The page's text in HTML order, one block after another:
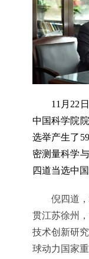
11月22
中国科学院
选举产生了
密测量科学
四道当选中
倪四道，
贯江苏徐州
技术创新研
球动力国家